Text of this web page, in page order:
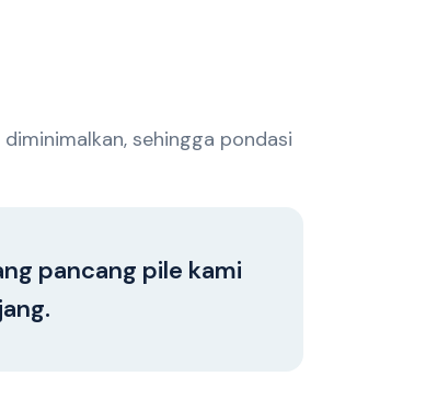
sehingga pondasi
pancang pile kami